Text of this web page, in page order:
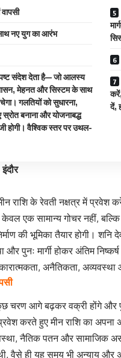
नए युग का आरंभ
संदेश देता है— जो आलस्य
मेहनत और सिस्टम के साथ
गलतियों को सुधारना,
बनाना और योजनाबद्ध
होगी। वैश्विक स्तर पर उथल-
दें,
राशि के रेवती नक्षत्र में प्रवेश
केवल एक सामान्य गोचर नहीं,
की भूमिका तैयार होगी।
पुनः मार्गी होकर अंतिम
अनैतिकता,
चरण आगे बढ़कर वक्री होंगे और
प्रवेश करते हुए मीन राशि का
नैतिक पतन और
वैसे ही यह समय भी अन्याय